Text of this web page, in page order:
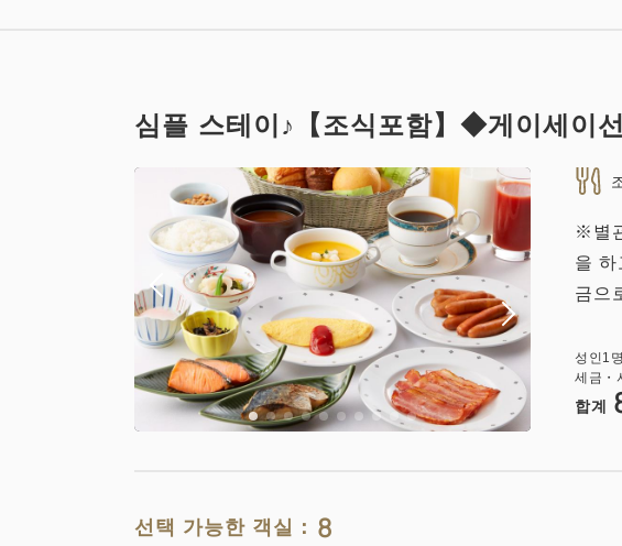
◆별관◆ 아넥스 트윈(23
금연 20.00m
Wifi 유(무료)
심플 스테이♪【조식포함】◆게이세이
※별
을
금으
성인 1 명
세금・
합계
선택 가능한 객실： 8